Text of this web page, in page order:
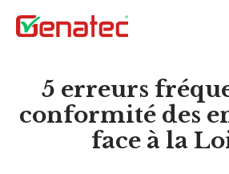
5 erreurs
conformité des
face à la